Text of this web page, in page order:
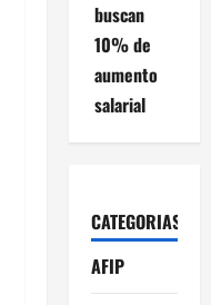
buscan
10% de
aumento
salarial
CATEGORIAS
AFIP